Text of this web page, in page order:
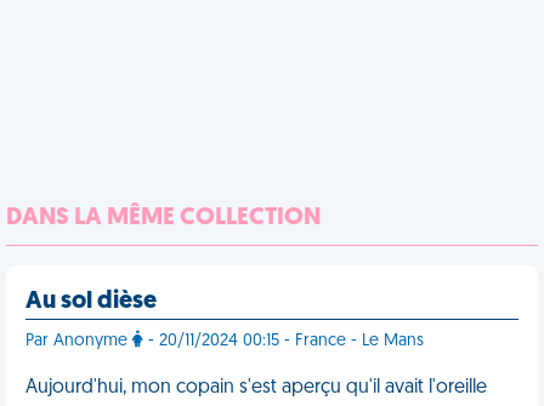
DANS LA MÊME COLLECTION
Au sol dièse
Par Anonyme - 20/11/2024 00:15 - France - Le Mans
Aujourd'hui, mon copain s'est aperçu qu'il avait l'oreille